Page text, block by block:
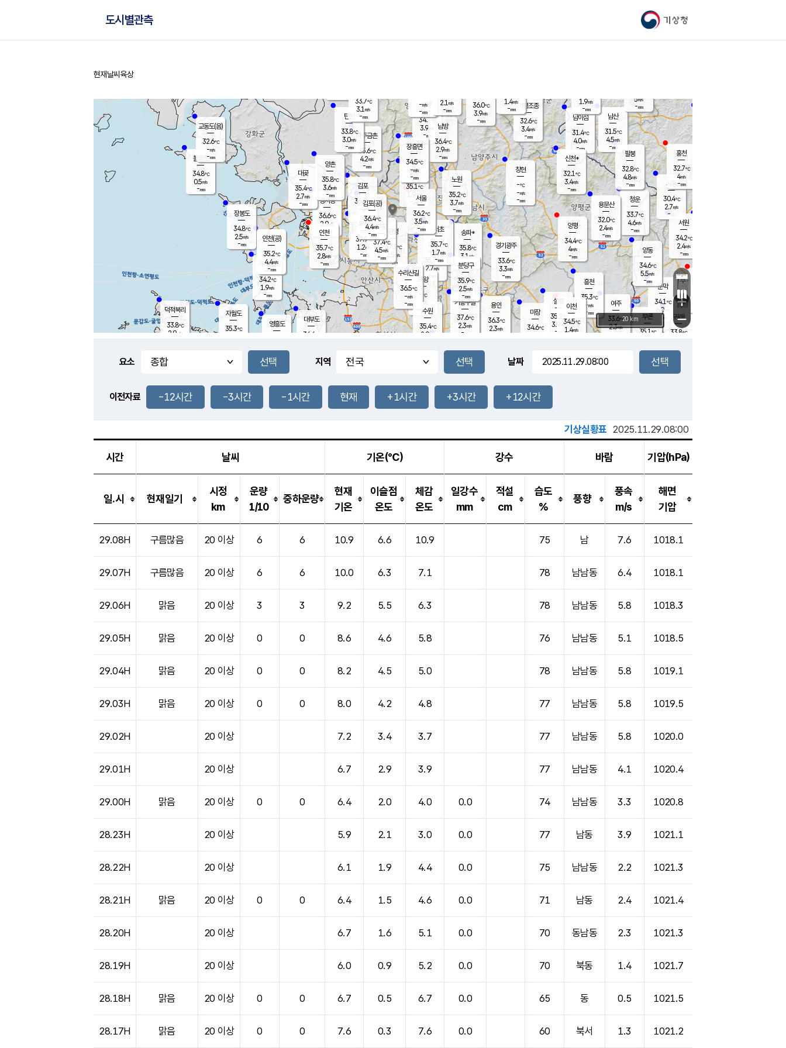
기상청
도시별관측
홈
현재날씨 육상
풍도
1.2m/s
문막
34.1℃
6.0m/s
mm
남이섬
31.4℃
4.0m/s
-mm
무의도
34.2℃
1.9m/s
-mm
영흥도
볼음도
34.8℃
0.5m/s
-mm
자월도
35.3℃
양주
34.7℃
3.9
-mm
부론
35.1 ℃
과천
35.7℃
2.7m/s
- mm
남산
31.5℃
4.5m/s
-mm
장봉도
34.8℃
2.5m/s
-mm
-mm
청운
33.7℃
4.6m/s
-mm
팔봉
32.8℃
4.8m/s
-mm
-mm
용인
36.3℃
2.3m/s
여주
33.6℃
2.3m/s
양동
34.6℃
5.5m/s
-mm
경기광주
33.6℃
3.3m/s
-mm
장호원
1.9m/s
-mm
33.1
℃
대부도
36.6
-
경서동
36.6℃
2.9m/s
-mm
파주금촌
35.6℃
4.2m/s
-mm
가평조종
32.6℃
3.4m/s
-mm
36.0℃
3.9m/s
-mm
대곶
35.4℃
2.7m/s
-mm
신천*
32.1℃
3.4m/s
-mm
창현
-℃
-m/s
-mm
탄현
33.8℃
3.0m/s
-mm
1.4m/s
-mm
35.9℃
2.9m/s
-mm
흥천
35.3℃
-m/s
-mm
마장
34.6℃
의왕
- ℃
m/s
mm
김포
35.9℃
-m/s
mm
설봉
35.2
3.9 m/s
- mm
광명
37.1
℃
2.5 m/s
-mm
부천
37.9℃
1.2m/s
-mm
-mm
양촌
35.8℃
3.6m/s
-mm
구로
37.4℃
4.5m/s
-mm
은평
35.1℃
1.9 m/s
- mm
노원
35.2℃
3.7m/s
-mm
송파*
35.8℃
3.1 m/s
-mm
서초
35.7℃
1.7m/s
-mm
남방
36.4℃
2.9m/s
-mm
기흥구갈
37.6℃
2.3m/s
-
수리산길
36.5℃
-m/s
-mm
분당구
35.9℃
2.5m/s
-mm
장흥면
34.5℃
-m/s
-mm
-m/s
-mm
시동
30.4℃
2.7m/s
- mm
귀래
33.8℃
서원
34.2℃
2.4m/s
-mm
용문산
32.0℃
2.4m/s
-mm
덕적북리
33.8℃
2.9m/s
인천(공)
35.2℃
4.4m/s
-mm
김포(공)
36.4℃
4.4m/s
-mm
교동도(음)
32.6℃
-m/s
-mm
홍천
32.7℃
4m/s
-mm
이천
34.5℃
1.4m/s
양평
34.4℃
4m/s
-mm
수원
35.4℃
2.9m/s
인천
35.7℃
2.8m/s
-mm
서울
36.2℃
3.5m/s
-mm
5m/s
-mm
33.7℃
3.1 m/s
-mm
2.1 m/s
-mm
+
−
20 km
요소 지역 날짜
이전자료 -12시간 -3시간 -1시간 현재 +1시간 +3시간 +12시간
기상실황표 2025.11.29.08:00
시간 날씨 기온(℃) 강수 바람 기압(hPa)
일.시 현재일기
시정
km
운량
1/10
중하운량
현재
기온
이슬점
온도
체감
온도
일강수
mm
적설
cm
습도
%
풍향
풍속
m/s
해면
기압
29.08H 구름많음 20 이상 6 6 10.9 6.6 10.9 75 남 7.6 1018.1
29.07H 구름많음 20 이상 6 6 10.0 6.3 7.1 78 남남동 6.4 1018.1
29.06H 맑음 20 이상 3 3 9.2 5.5 6.3 78 남남동 5.8 1018.3
29.05H 맑음 20 이상 0 0 8.6 4.6 5.8 76 남남동 5.1 1018.5
29.04H 맑음 20 이상 0 0 8.2 4.5 5.0 78 남남동 5.8 1019.1
29.03H 맑음 20 이상 0 0 8.0 4.2 4.8 77 남남동 5.8 1019.5
29.02H 20 이상 7.2 3.4 3.7 77 남남동 5.8 1020.0
29.01H 20 이상 6.7 2.9 3.9 77 남남동 4.1 1020.4
29.00H 맑음 20 이상 0 0 6.4 2.0 4.0 0.0 74 남남동 3.3 1020.8
28.23H 20 이상 5.9 2.1 3.0 0.0 77 남동 3.9 1021.1
28.22H 20 이상 6.1 1.9 4.4 0.0 75 남남동 2.2 1021.3
28.21H 맑음 20 이상 0 0 6.4 1.5 4.6 0.0 71 남동 2.4 1021.4
28.20H 20 이상 6.7 1.6 5.1 0.0 70 동남동 2.3 1021.3
28.19H 20 이상 6.0 0.9 5.2 0.0 70 북동 1.4 1021.7
28.18H 맑음 20 이상 0 0 6.7 0.5 6.7 0.0 65 동 0.5 1021.5
28.17H 맑음 20 이상 0 0 7.6 0.3 7.6 0.0 60 북서 1.3 1021.2